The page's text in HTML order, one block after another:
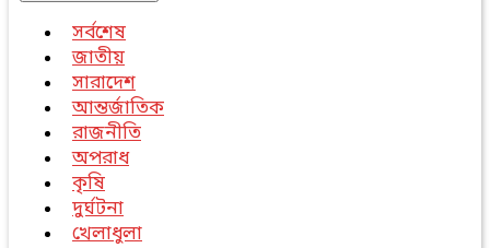
সর্বশেষ
জাতীয়
সারাদেশ
আন্তর্জাতিক
রাজনীতি
অপরাধ
কৃষি
দুর্ঘটনা
খেলাধুলা